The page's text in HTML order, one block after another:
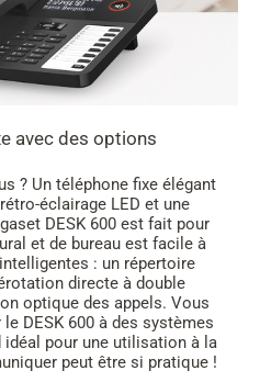
avec des options
? Un téléphone fixe élégant
éclairage LED et une
DESK 600 est fait pour
et de bureau est facile à
: un répertoire
directe à double
optique des appels. Vous
DESK 600 à des systèmes
pour une utilisation à la
peut être si pratique !